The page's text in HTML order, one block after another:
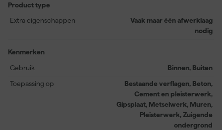
en klaar voor overschilderen binnen slechts 6 uur. Perfect voor
een efficiënte klus! De matte finish voorkomt ongewenste glans
Product type
Extra eigenschappen
Vaak maar één afwerklaag
nodig
Kenmerken
Gebruik
Binnen, Buiten
Toepassing op
Bestaande verflagen, Beton,
Cement en pleisterwerk,
Gipsplaat, Metselwerk, Muren,
Pleisterwerk, Zuigende
ondergrond